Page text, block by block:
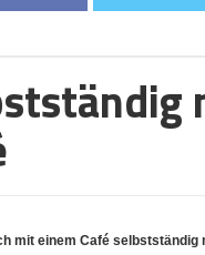
mit einem Café selbstständig